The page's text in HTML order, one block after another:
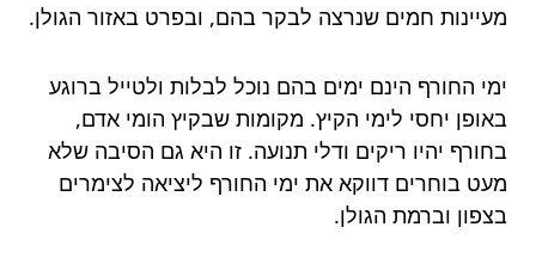
מעיינות חמים שנרצה לבקר בהם, ובפרט באזור הגולן.
ימי החורף הינם ימים בהם נוכל לבלות ולטייל ברוגע
באופן יחסי לימי הקיץ. מקומות שבקיץ הומי אדם,
בחורף יהיו ריקים ודלי תנועה. זו היא גם הסיבה שלא
מעט בוחרים דווקא את ימי החורף ליציאה לצימרים
בצפון וברמת הגולן.